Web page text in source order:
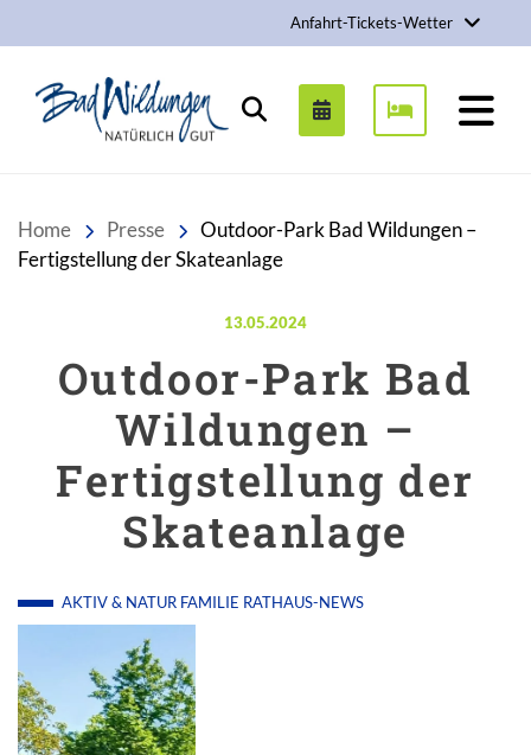
Anfahrt-Tickets-Wetter
Stadt Bad Wildungen
Suchen
Home Presse
Outdoor-Park Bad Wildungen –
Fertigstellung der Skateanlage
Veröffentlicht am:
13.05.2024
Outdoor-Park Bad
Wildungen –
Fertigstellung der
Skateanlage
AKTIV & NATUR FAMILIE RATHAUS-NEWS